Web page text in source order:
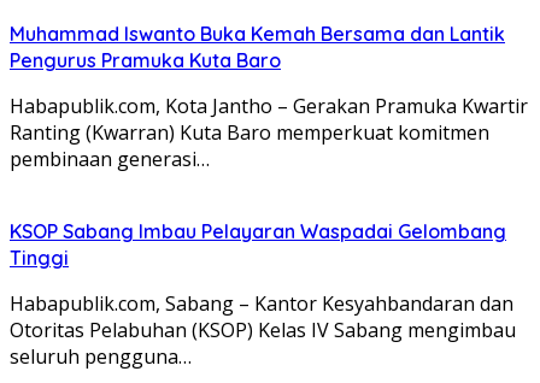
Muhammad Iswanto Buka Kemah Bersama dan Lantik
Pengurus Pramuka Kuta Baro
Habapublik.com, Kota Jantho – Gerakan Pramuka Kwartir
Ranting (Kwarran) Kuta Baro memperkuat komitmen
pembinaan generasi…
KSOP Sabang Imbau Pelayaran Waspadai Gelombang
Tinggi
Habapublik.com, Sabang – Kantor Kesyahbandaran dan
Otoritas Pelabuhan (KSOP) Kelas IV Sabang mengimbau
seluruh pengguna…